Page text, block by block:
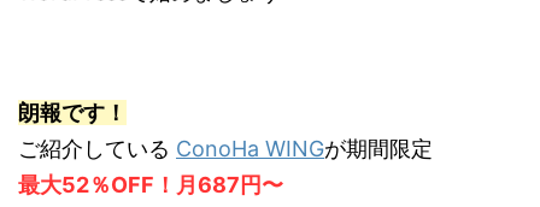
朗報です！
ご紹介している ConoHa WINGが期間限定
最大52％OFF！月687円〜